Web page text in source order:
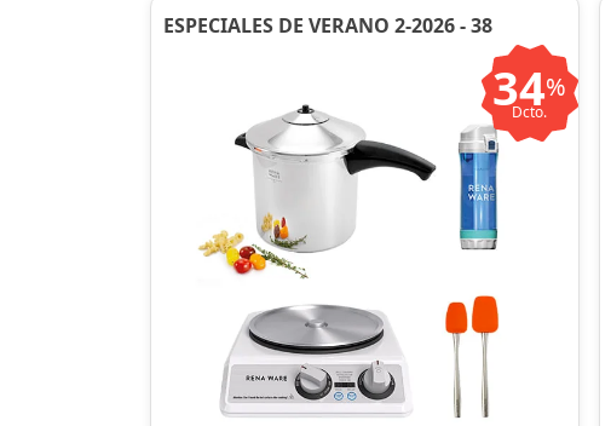
ESPECIALES DE VERANO 2-2026 - 38
34%
Dcto.